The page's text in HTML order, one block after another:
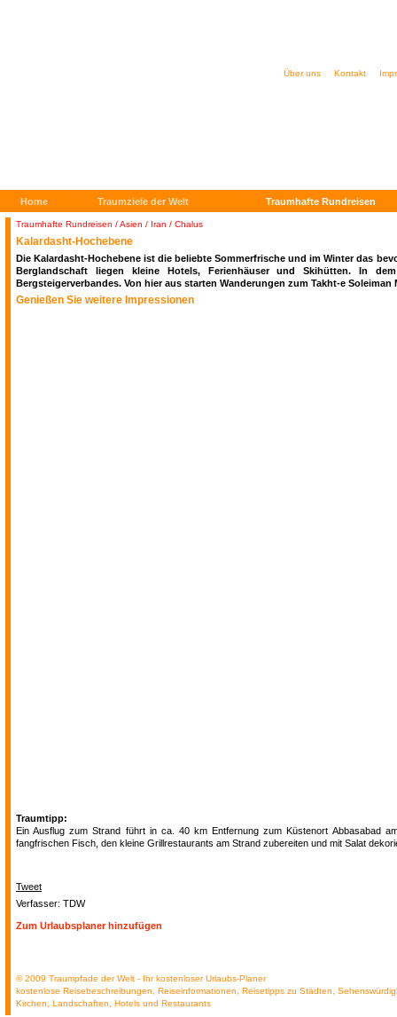
Traumhafte Rundreisen /Asien / Iran / Chalus
Kalardasht-Hochebene
Die Kalardasht-Hochebene ist die beliebte Sommerfrische und im Winter das
Berglandschaft liegen kleine Hotels, Ferienhäuser und Skihütten. In
Bergsteigerverbandes. Von hier aus starten Wanderungen zum Takht-e
Genießen Sie weitere Impressionen
Traumtipp:
Ein Ausflug zum Strand führt in ca. 40 km Entfernung zum Küstenort Abbasabad
fangfrischen Fisch, den kleine Grillrestaurants am Strand zubereiten und mit Salat
Tweet
Verfasser: TDW
Zum Urlaubsplaner hinzufügen
© 2009 Traumpfade der Welt - Ihr kostenloser Urlaubs-Planer
kostenlose Reisebeschreibungen, Reiseinformationen, Reisetipps zu Städten,
Kirchen, Landschaften, Hotels und Restaurants
Über uns Kontakt
Home Traumziele der Welt Traumhafte Rundreisen